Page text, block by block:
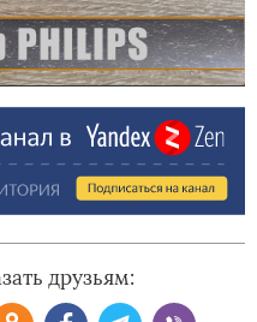
друзьям: